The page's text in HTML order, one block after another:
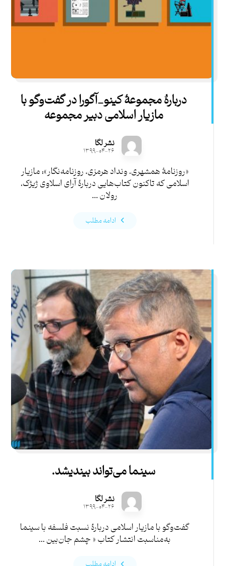
دربارۀ مجموعۀ کینو_آگورا در گفت‌وگو با
مازیار اسلامی دبیر مجموعه
نشر لگا
۱۳۹۹-۰۴-۲۶
«روزنامۀ همشهری، ونداد هرمزی، روزنامه‌نگار»: مازیار
اسلامی که تاکنون کتاب‌هایی دربارۀ آرای اسلاوی ژیژک،
رولان ...
ادامه مطلب
سینما می‌تواند بیندیشد.
نشر لگا
۱۳۹۹-۰۴-۲۶
گفت‌وگو با مازیار اسلامی دربارۀ نسبت فلسفه با سینما
به‌مناسبت انتشار کتاب « چشم جان‌بین ...